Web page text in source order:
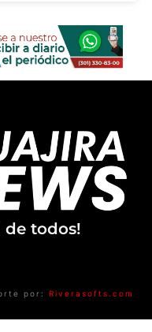
de todos!
por: Riverasofts.com